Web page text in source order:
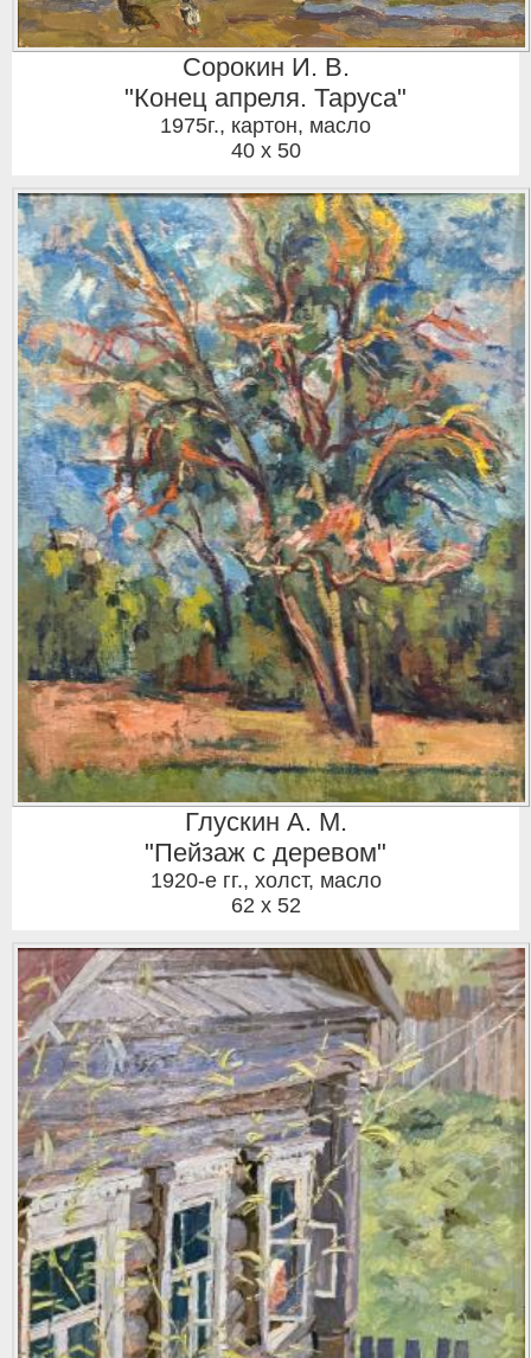
Сорокин И. В.
"Конец апреля. Таруса"
1975г., картон, масло
40 x 50
Глускин А. М.
"Пейзаж с деревом"
1920-е гг., холст, масло
62 x 52